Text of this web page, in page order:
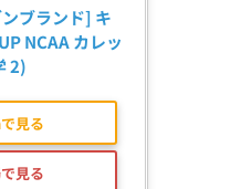
ブランド] キ
NCAA カレッ
2)
見る
見る